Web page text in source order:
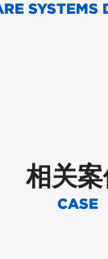
SYSTEMS
相关
CASE